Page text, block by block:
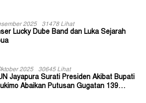
2025 31478 Lihat
Lucky Dube Band dan Luka Sejarah
2025 30645 Lihat
Jayapura Surati Presiden Akibat Bupati
Abaikan Putusan Gugatan 139